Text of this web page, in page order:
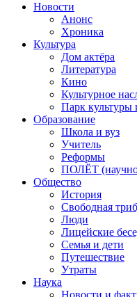
Новости
Анонс
Хроника
Культура
Дом актёра
Литература
Кино
Культурное
Парк культуры
Образование
Школа и вуз
Учитель
Реформы
ПОЛЁТ
Общество
История
Свободная
Люди
Лицейские
Семья и дети
Путешествие
Утраты
Наука